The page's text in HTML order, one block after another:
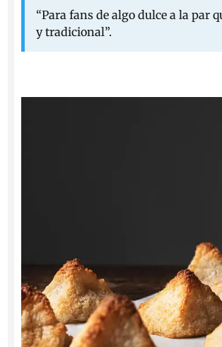
“Para fans de algo dulce a la par
y tradicional”.